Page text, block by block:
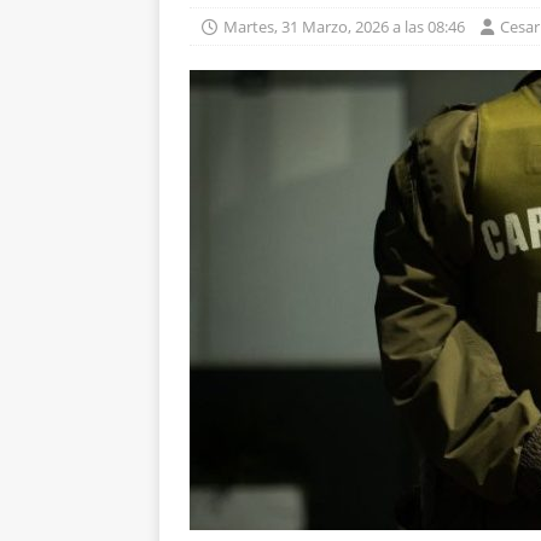
Martes, 31 Marzo, 2026 a las 08:46